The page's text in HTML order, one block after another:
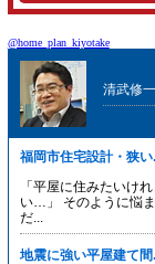
@home_plan_kiyotake